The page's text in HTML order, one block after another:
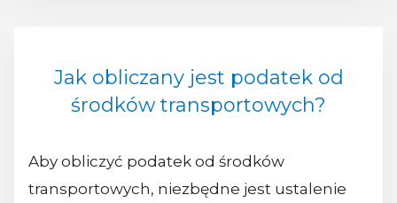
Jak obliczany jest podatek od
środków transportowych?
Aby obliczyć podatek od środków
transportowych, niezbędne jest ustalenie